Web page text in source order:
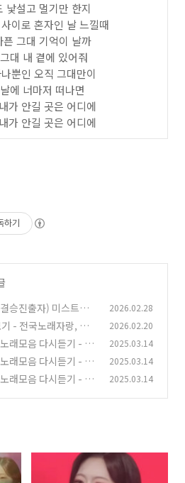
낯설고 멀기만 한지
이로 혼자인 날 느낄때
픈 그대 기억이 날까
대 내 곁에 있어줘
뿐인 오직 그대만이
에 너마저 떠나면
가 안길 곳은 어디에
가 안길 곳은 어디에
하기
승진출자) 미스트롯4
윤태화·길려원
(0)
2026.02.28
- 전국노래자랑, 이
방
(0)
2026.02.20
래모음 다시듣기 - 들
, 하얀 밤에, 가지마
(0)
2025.03.14
래모음 다시듣기 - 기
왜 울어, 망부석, 가지
2025.03.14
래모음 다시듣기 - 연
2025.03.14